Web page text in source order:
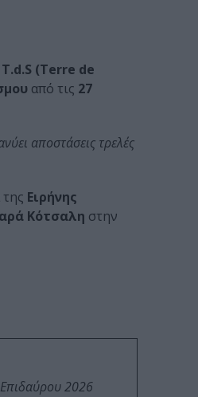
(Terre de
από τις 27
αποστάσεις τρελές
Ειρήνης
Κότσαλη στην
2026